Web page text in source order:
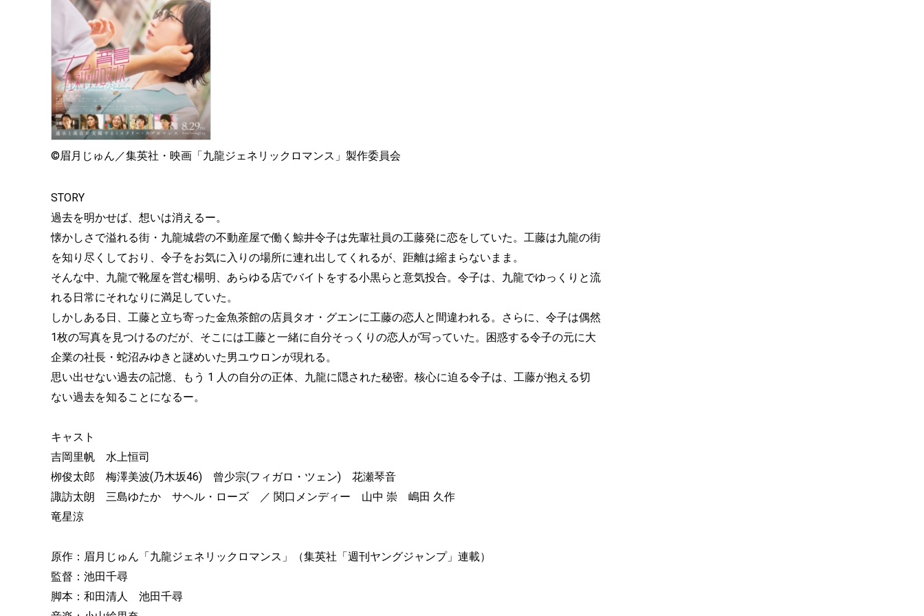
©眉月じゅん／集英社・映画「九龍ジェネリックロマンス」製作委員会
STORY
過去を明かせば、想いは消えるー。
懐かしさで溢れる街・九龍城砦の不動産屋で働く鯨井令子は先輩社員の工藤発に恋をしていた。工藤は九龍の街
を知り尽くしており、令子をお気に入りの場所に連れ出してくれるが、距離は縮まらないまま。
そんな中、九龍で靴屋を営む楊明、あらゆる店でバイトをする小黒らと意気投合。令子は、九龍でゆっくりと流
れる日常にそれなりに満足していた。
しかしある日、工藤と立ち寄った金魚茶館の店員タオ・グエンに工藤の恋人と間違われる。さらに、令子は偶然
1枚の写真を見つけるのだが、そこには工藤と一緒に自分そっくりの恋人が写っていた。困惑する令子の元に大
企業の社長・蛇沼みゆきと謎めいた男ユウロンが現れる。
思い出せない過去の記憶、もう 1 人の自分の正体、九龍に隠された秘密。核心に迫る令子は、工藤が抱える切
ない過去を知ることになるー。
キャスト
吉岡里帆 水上恒司
栁俊太郎 梅澤美波(乃木坂46) 曾少宗(フィガロ・ツェン) 花瀬琴音
諏訪太朗 三島ゆたか サヘル・ローズ ／ 関口メンディー 山中 崇 嶋田 久作
竜星涼
原作：眉月じゅん「九龍ジェネリックロマンス」（集英社「週刊ヤングジャンプ」連載）
監督：池田千尋
脚本：和田清人 池田千尋